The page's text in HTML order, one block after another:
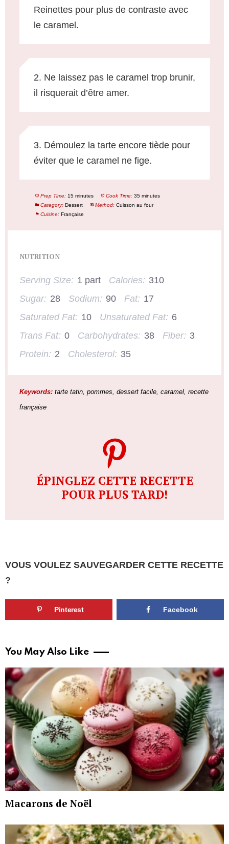
Reinettes pour plus de contraste avec
le caramel.
2. Ne laissez pas le caramel trop brunir,
il risquerait d’être amer.
3. Démoulez la tarte encore tiède pour
éviter que le caramel ne fige.
Prep Time: 15 minutes Cook Time: 35 minutes
Category: Dessert Method: Cuisson au four
Cuisine: Française
NUTRITION
Serving Size: 1 part Calories: 310
Sugar: 28 Sodium: 90 Fat: 17
Saturated Fat: 10 Unsaturated Fat: 6
Trans Fat: 0 Carbohydrates: 38 Fiber: 3
Protein: 2 Cholesterol: 35
Keywords:tarte tatin, pommes, dessert facile, caramel, recette
française
ÉPINGLEZ CETTE RECETTE
POUR PLUS TARD!
VOUS VOULEZ SAUVEGARDER CETTE RECETTE
?
Pinterest Facebook
You May Also Like
Macarons de Noël